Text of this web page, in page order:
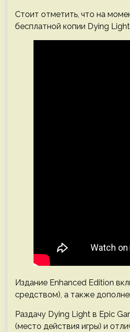
Стоит отметить, что на
бесплатной копии Dying
Издание Enhanced Edition
средством), а также
Раздачу Dying Light в Epic
(место действия игры) и